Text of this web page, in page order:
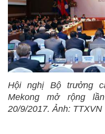
Hội nghị Bộ trưởng
Mekong mở rộng
20/9/2017. Ảnh: TTXVN